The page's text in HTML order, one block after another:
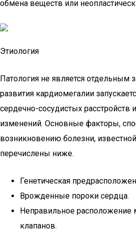
обмена веществ или
Этиология
Патология не является отдельным
развития кардиомегалии
сердечно-сосудистых расстройств
изменений. Основные факторы,
возникновению болезни,
перечислены ниже.
Генетическая
Врожденные пороки сердца.
Неправильное расположение
клапанов.